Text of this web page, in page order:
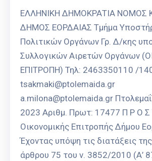
ΕΛΛΗΝΙΚΗ ΔΗΜΟΚΡΑΤΙΑ ΝΟΜΟΣ
ΔΗΜΟΣ ΕΟΡΔΑΙΑΣ Τμήμα
Πολιτικών Οργάνων Γρ. Δ/κης
Συλλογικών Αιρετών Οργάνων
ΕΠΙΤΡΟΠΗ) Τηλ: 2463350110 /
tsakmaki@ptolemaida.gr
a.milona@ptolemaida.gr
2023 Αριθμ. Πρωτ: 17477 Π Ρ Ο Σ
Οικονομικής Επιτροπής Δήμου
Έχοντας υπόψη τις διατάξεις
άρθρου 75 του ν. 3852/2010 (Α’